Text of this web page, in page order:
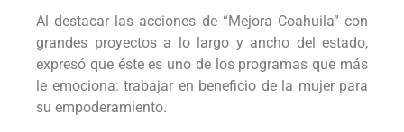
Al destacar las acciones de “Mejora Coahuila” con
grandes proyectos a lo largo y ancho del estado,
expresó que éste es uno de los programas que más
le emociona: trabajar en beneficio de la mujer para
su empoderamiento.